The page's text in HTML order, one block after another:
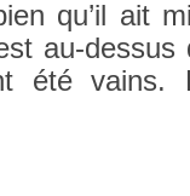
qu’il ait
au-dessus
été vains.